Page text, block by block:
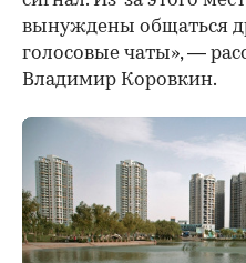
вынуждены общаться
голосовые чаты», —
Владимир Коровкин.